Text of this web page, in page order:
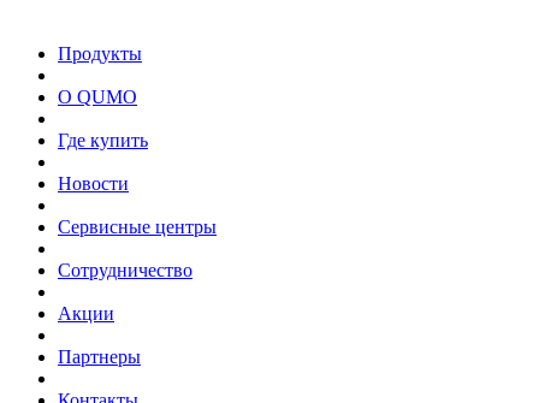
Продукты
О QUMO
Где купить
Новости
Сервисные центры
Сотрудничество
Акции
Партнеры